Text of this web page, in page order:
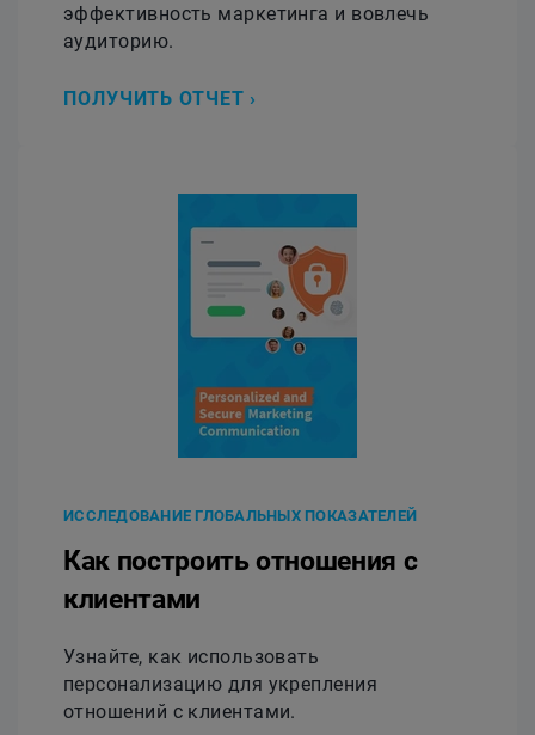
эффективность маркетинга и вовлечь
аудиторию.
ПОЛУЧИТЬ ОТЧЕТ ›
ИССЛЕДОВАНИЕ ГЛОБАЛЬНЫХ ПОКАЗАТЕЛЕЙ
Как построить отношения с
клиентами
Узнайте, как использовать
персонализацию для укрепления
отношений с клиентами.